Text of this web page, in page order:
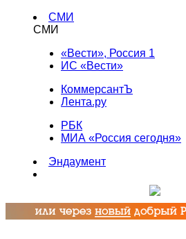
СМИ
СМИ
«Вести», Россия 1
ИС «Вести»
КоммерсантЪ
Лента.ру
РБК
МИА «Россия сегодня»
Эндаумент